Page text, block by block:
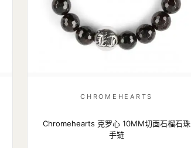
CHROMEHEARTS
Chromehearts 克罗心 10MM切面石榴石珠
手链